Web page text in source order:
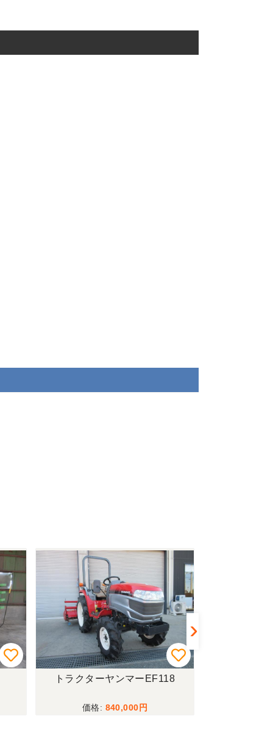
トラクターヤンマーEF118
840,000